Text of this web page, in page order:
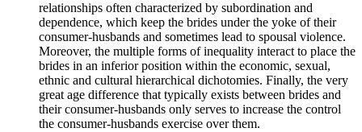
relationships often characterized by subordination and
dependence, which keep the brides under the yoke of their
consumer-husbands and sometimes lead to spousal violence.
Moreover, the multiple forms of inequality interact to place the
brides in an inferior position within the economic, sexual,
ethnic and cultural hierarchical dichotomies. Finally, the very
great age difference that typically exists between brides and
their consumer-husbands only serves to increase the control
the consumer-husbands exercise over them.